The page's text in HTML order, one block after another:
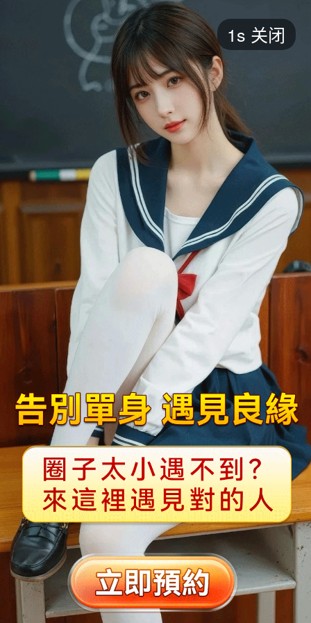
短剧
最热 添加 评分
都市 甜宠 逆袭 玄幻
2025 2024 2023 2022
全部 大陆 香港 台湾 美国 韩国 日本
1s 关闭